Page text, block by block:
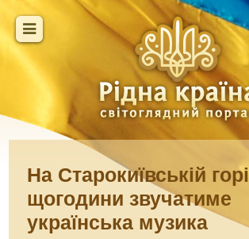
На Старокиївській горі
щогодини звучатиме
українська музика